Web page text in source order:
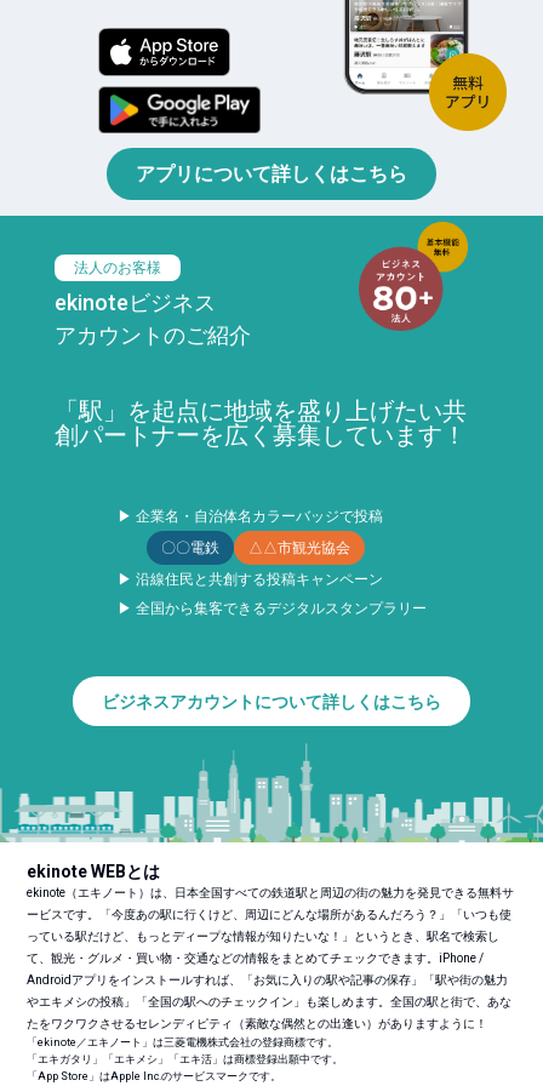
アプリについて詳しくはこちら
法人のお客様
ekinoteビジネス
アカウントのご紹介
「駅」を起点に地域を盛り上げたい共
創パートナーを広く募集しています！
▶ 企業名・自治体名カラーバッジで投稿
〇〇電鉄
△△市観光協会
▶ 沿線住民と共創する投稿キャンペーン
▶ 全国から集客できるデジタルスタンプラリー
ビジネスアカウントについて詳しくはこちら
ekinote WEBとは
ekinote（エキノート）は、日本全国すべての鉄道駅と周辺の街の魅力を発見できる無料サ
ービスです。「今度あの駅に行くけど、周辺にどんな場所があるんだろう？」「いつも使
っている駅だけど、もっとディープな情報が知りたいな！」というとき、駅名で検索し
て、観光・グルメ・買い物・交通などの情報をまとめてチェックできます。iPhone /
Androidアプリをインストールすれば、「お気に入りの駅や記事の保存」「駅や街の魅力
やエキメシの投稿」「全国の駅へのチェックイン」も楽しめます。全国の駅と街で、あな
たをワクワクさせるセレンディピティ（素敵な偶然との出逢い）がありますように！
「ekinote／エキノート」は三菱電機株式会社の登録商標です。
「エキガタリ」「エキメシ」「エキ活」は商標登録出願中です。
「App Store」はApple Inc.のサービスマークです。